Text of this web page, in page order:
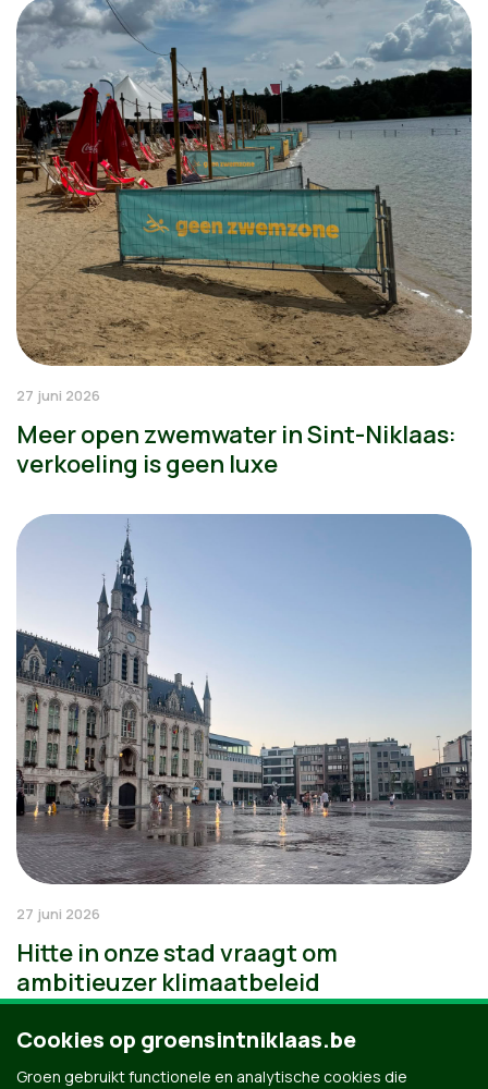
27 juni 2026
Meer open zwemwater in Sint-Niklaas:
verkoeling is geen luxe
27 juni 2026
Hitte in onze stad vraagt om
ambitieuzer klimaatbeleid
Cookies op groensintniklaas.be
Groen gebruikt functionele en analytische cookies die